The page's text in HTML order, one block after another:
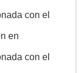
con el
en
con el